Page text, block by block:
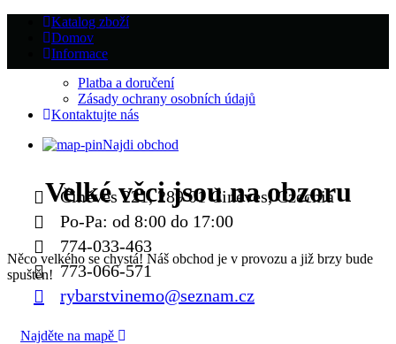
Katalog zboží
Domov
Informace
Platba a doručení
Zásady ochrany osobních údajů
Kontaktujte nás
Najdi obchod
Činěves 221, 289 01 Činěves, Czechia
Po-Pa: od 8:00 do 17:00
774-033-463
773-066-571
rybarstvinemo@seznam.cz
Najděte na mapě
Velké věci jsou na obzoru
Něco velkého se chystá! Náš obchod je v provozu a již brzy bude
spuštěn!